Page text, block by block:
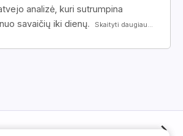
analizė, kuri sutrumpina
savaičių iki dienų.
Skaityti daugiau...